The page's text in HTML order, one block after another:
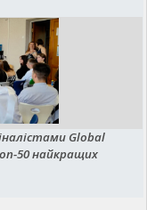
Global
50 найкращих